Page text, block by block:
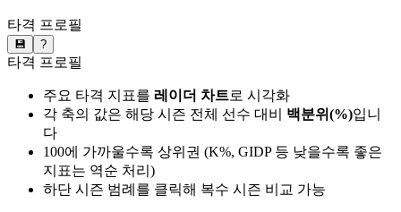
타격 프로필
💾 ?
타격 프로필
주요 타격 지표를 레이더 차트로 시각화
각 축의 값은 해당 시즌 전체 선수 대비 백분위(%)입니
다
100에 가까울수록 상위권 (K%, GIDP 등 낮을수록 좋은
지표는 역순 처리)
하단 시즌 범례를 클릭해 복수 시즌 비교 가능